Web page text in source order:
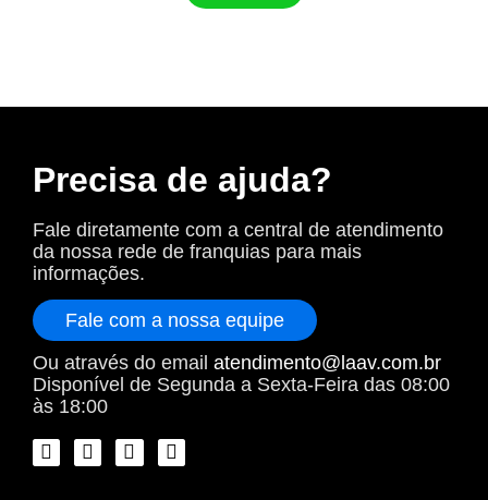
Precisa de ajuda?
Fale diretamente com a central de atendimento
da nossa rede de franquias para mais
informações.
Fale com a nossa equipe
Ou através do email atendimento@laav.com.br
Disponível de Segunda a Sexta-Feira das 08:00
às 18:00